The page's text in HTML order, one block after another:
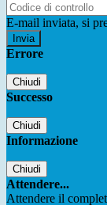
E-mail inviata, si
Errore
Chiudi
Successo
Chiudi
Informazione
Chiudi
Attendere...
Attendere il